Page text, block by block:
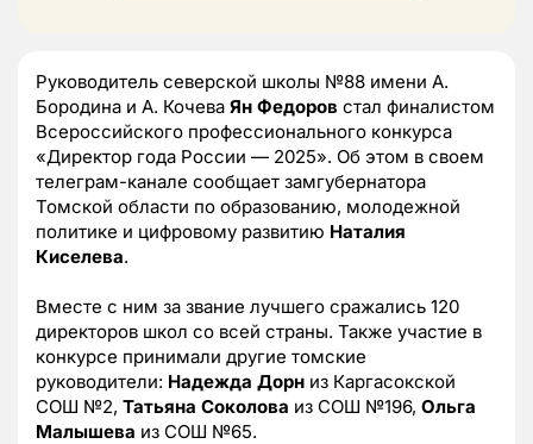
Руководитель северской школы №88 имени А.
Бородина и А. Кочева Ян Федоров стал финалистом
Всероссийского профессионального конкурса
«Директор года России — 2025». Об этом в своем
телеграм-канале сообщает замгубернатора
Томской области по образованию, молодежной
политике и цифровому развитию Наталия
Киселева.
Вместе с ним за звание лучшего сражались 120
директоров школ со всей страны. Также участие в
конкурсе принимали другие томские
руководители: Надежда Дорн из Каргасокской
СОШ №2, Татьяна Соколова из СОШ №196, Ольга
Малышева из СОШ №65.